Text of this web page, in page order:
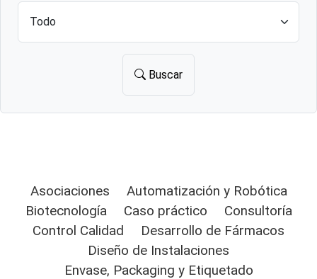
Buscar
Asociaciones
Automatización y Robótica
Biotecnología
Caso práctico
Consultoría
Control Calidad
Desarrollo de Fármacos
Diseño de Instalaciones
Envase, Packaging y Etiquetado